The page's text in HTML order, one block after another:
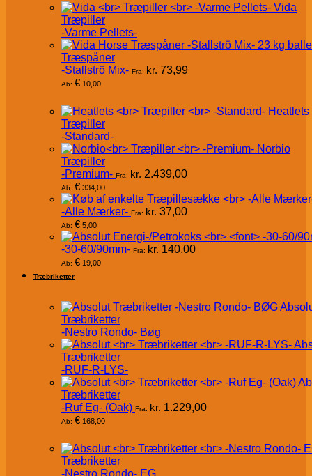
Vida
Træpiller
-Varme Pellets-
Træspåner
-Stallströ Mix- Fra: kr. 73,99
Ab: € 10,00
Heatlets
Træpiller
-Standard-
Norbio
Træpiller
-Premium- Fra: kr. 2.439,00
Ab: € 334,00
-Alle Mærker- Fra: kr. 37,00
Ab: € 5,00
-30-60/90mm- Fra: kr. 140,00
Ab: € 19,00
Træbriketter
Træbriketter
-Nestro Rondo- Bøg
Træbriketter
-RUF-R-LYS-
Træbriketter
-Ruf Eg- (Oak) Fra: kr. 1.229,00
Ab: € 168,00
Træbriketter
-Nestro Rondo- EG